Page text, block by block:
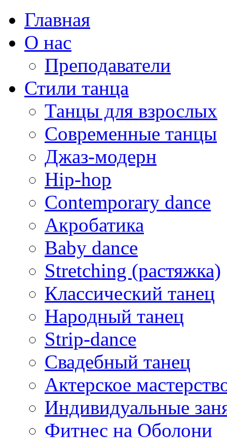
Главная
О нас
Преподаватели
Стили танца
Танцы для взрослых
Современные танцы
Джаз-модерн
Hip-hop
Contemporary dance
Акробатика
Baby dance
Stretching (растяжка)
Классический танец
Народный танец
Strip-dance
Свадебный танец
Актерское
Индивидуальные
Фитнес на Оболони